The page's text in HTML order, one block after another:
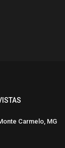
Carmelo, MG